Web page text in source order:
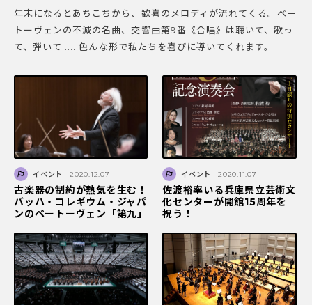
年末になるとあちこちから、歓喜のメロディが流れてくる。ベー
トーヴェンの不滅の名曲、交響曲第9番《合唱》は聴いて、歌っ
て、弾いて......色んな形で私たちを喜びに導いてくれます。
イベント 2020.12.07
古楽器の制約が熱気を生む！
バッハ・コレギウム・ジャパ
ンのベートーヴェン「第九」
イベント 2020.11.07
佐渡裕率いる兵庫県立芸術文
化センターが開館15周年を
祝う！